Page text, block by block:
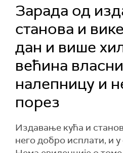
Зарада од
станова и
дан и више
већина
налепницу и
порез
Издавање кућа и
него добро исплати, и у